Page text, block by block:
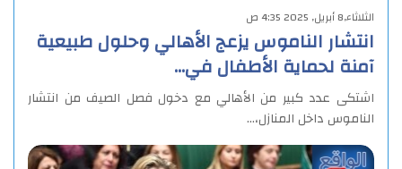
الثلاثاء,8 أبريل, 2025 4:35 ص
انتشار الناموس يزعج الأهالي وحلول طبيعية
آمنة لحماية الأطفال في…
اشتكى عدد كبير من الأهالي مع دخول فصل الصيف من انتشار
الناموس داخل المنازل،…